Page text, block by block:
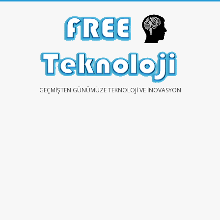
FREEGEÇMIŞTEN GÜNÜMÜZE TEKNOLOJI VE İNOVASYON